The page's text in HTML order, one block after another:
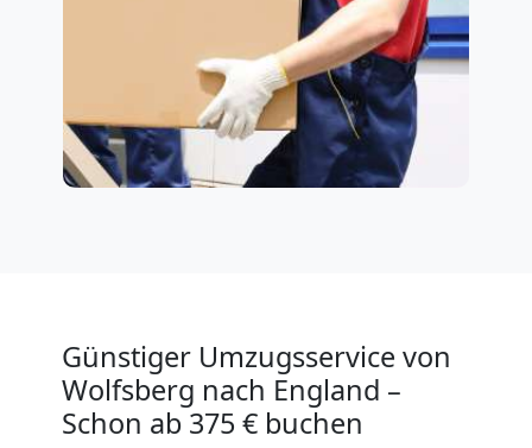
Günstiger Umzugsservice von
Wolfsberg nach England –
Schon ab 375 € buchen